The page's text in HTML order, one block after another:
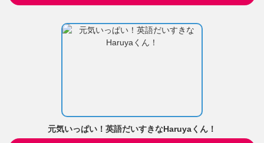
元気いっぱい！英語だいすきなHaruyaくん！